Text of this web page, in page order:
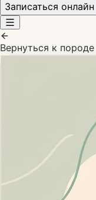
Записаться онлайн
Вернуться к породе